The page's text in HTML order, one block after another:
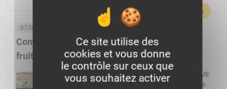
En savoir plus
Comment Frais Émincés dynamise le rayon
fruits et légumes ?
07/08/2026, 06:00
Spécialiste de la fraîche découpe, la PME
de Pontchâteau affiche une croissance
Ce site utilise des
cookies et vous donne
le contrôle sur ceux que
vous souhaitez activer